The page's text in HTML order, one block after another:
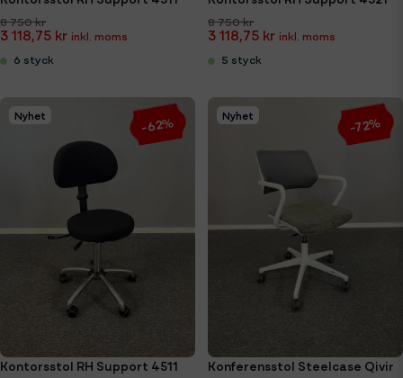
8 750 kr
3 118,75 kr
6 styck
8 750 kr
3 118,75 kr
5 styck
Kontorsstol RH Support 4511
Nyhet -62%
Konferensstol Steelcase Qivir
Nyhet -72%